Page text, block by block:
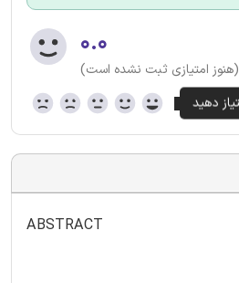
۰.۰
(هنوز امتیازی ثبت نشده است)
ABSTRACT